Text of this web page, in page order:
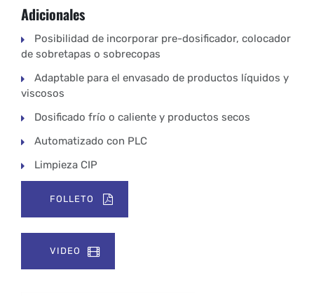
Adicionales
Posibilidad de incorporar pre-dosificador, colocador
de sobretapas o sobrecopas
Adaptable para el envasado de productos líquidos y
viscosos
Dosificado frío o caliente y productos secos
Automatizado con PLC
Limpieza CIP
FOLLETO
VIDEO